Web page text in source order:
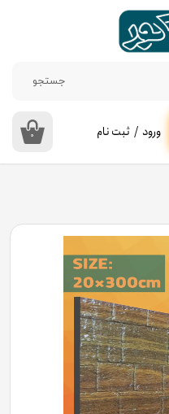
جستجو
۰ ورود / ثبت نام